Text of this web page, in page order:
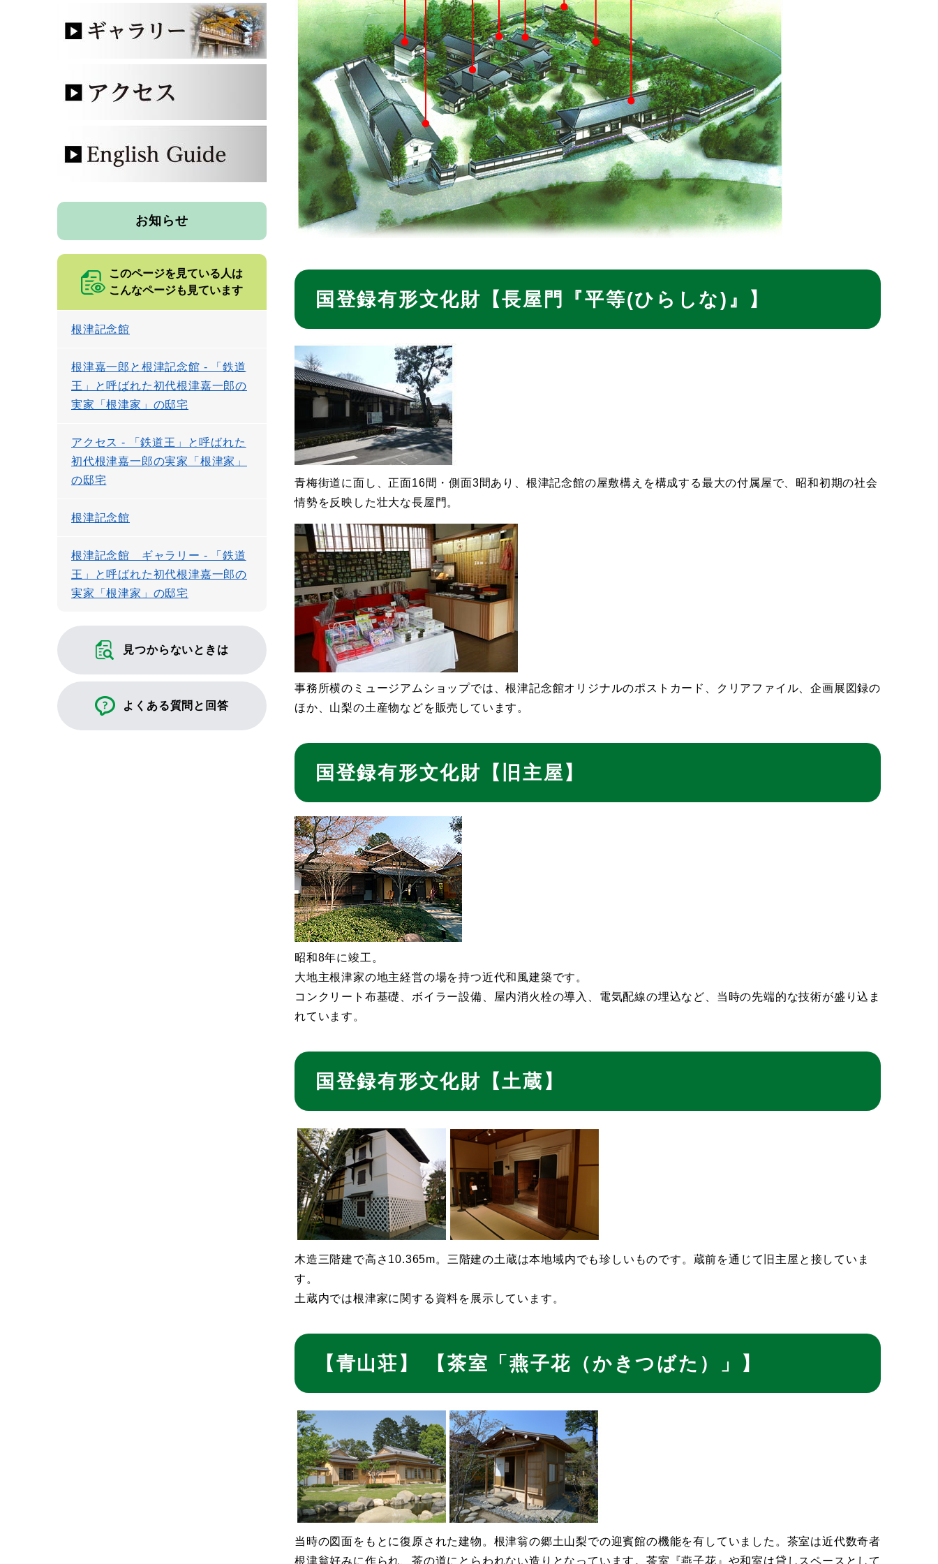
国登録有形文化財【長屋門『平等(ひらしな)』】
青梅街道に面し、正面16間・側面3間あり、根津記念館の屋敷構えを構成する最大の付属屋で、昭和初期の社会
情勢を反映した壮大な長屋門。
事務所横のミュージアムショップでは、根津記念館オリジナルのポストカード、クリアファイル、企画展図録の
ほか、山梨の土産物などを販売しています。
国登録有形文化財【旧主屋】
昭和8年に竣工。
大地主根津家の地主経営の場を持つ近代和風建築です。
コンクリート布基礎、ボイラー設備、屋内消火栓の導入、電気配線の埋込など、当時の先端的な技術が盛り込ま
れています。
国登録有形文化財【土蔵】
木造三階建で高さ10.365m。三階建の土蔵は本地域内でも珍しいものです。蔵前を通じて旧主屋と接していま
す。
土蔵内では根津家に関する資料を展示しています。
【青山荘】 【茶室「燕子花（かきつばた）」】
当時の図面をもとに復原された建物。根津翁の郷土山梨での迎賓館の機能を有していました。茶室は近代数奇者
根津翁好みに作られ、茶の道にとらわれない造りとなっています。茶室『燕子花』や和室は貸しスペースとして
お知らせ
このページを見ている人は
こんなページも見ています
根津記念館
根津嘉一郎と根津記念館 - 「鉄道
王」と呼ばれた初代根津嘉一郎の
実家「根津家」の邸宅
アクセス - 「鉄道王」と呼ばれた
初代根津嘉一郎の実家「根津家」
の邸宅
根津記念館
根津記念館 ギャラリー - 「鉄道
王」と呼ばれた初代根津嘉一郎の
実家「根津家」の邸宅
見つからないときは
よくある質問と回答